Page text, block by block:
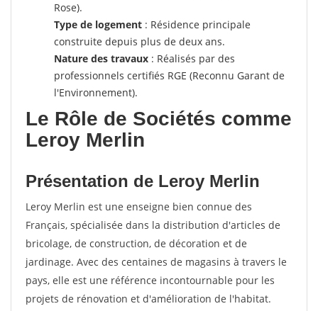
Rose).
Type de logement : Résidence principale
construite depuis plus de deux ans.
Nature des travaux : Réalisés par des
professionnels certifiés RGE (Reconnu Garant de
l'Environnement).
Le Rôle de Sociétés comme
Leroy Merlin
Présentation de Leroy Merlin
Leroy Merlin est une enseigne bien connue des
Français, spécialisée dans la distribution d'articles de
bricolage, de construction, de décoration et de
jardinage. Avec des centaines de magasins à travers le
pays, elle est une référence incontournable pour les
projets de rénovation et d'amélioration de l'habitat.